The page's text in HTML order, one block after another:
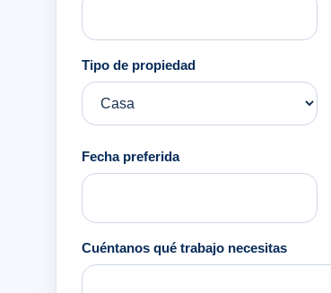
Tipo de propiedad
Fecha preferida
Cuéntanos qué trabajo necesitas